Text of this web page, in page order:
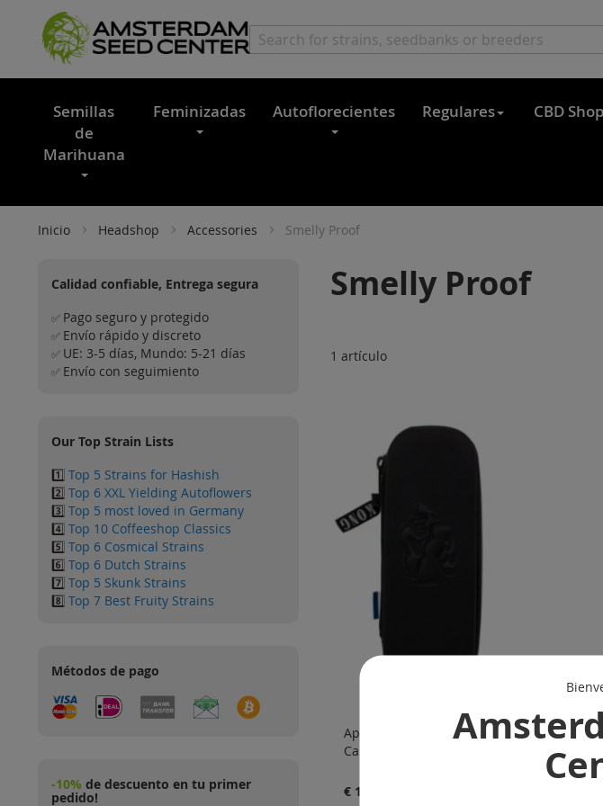
Semillas
de
Marihuana
Feminizadas Autoflorecientes Regulares CBD Shop
Inicio Headshop Accessories Smelly Proof
Smelly Proof
1 artículo
Ape Stoned - Smell Proof
Case - Slim - Black
€ 18.99
Calidad confiable, Entrega segura
✅ Pago seguro y protegido
✅ Envío rápido y discreto
✅ UE: 3-5 días, Mundo: 5-21 días
✅ Envío con seguimiento
Our Top Strain Lists
1️⃣ Top 5 Strains for Hashish
2️⃣ Top 6 XXL Yielding Autoflowers
3️⃣ Top 5 most loved in Germany
4️⃣ Top 10 Coffeeshop Classics
5️⃣ Top 6 Cosmical Strains
6️⃣ Top 6 Dutch Strains
7️⃣ Top 5 Skunk Strains
8️⃣ Top 7 Best Fruity Strains
Métodos de pago
-10% de descuento en tu primer
pedido!